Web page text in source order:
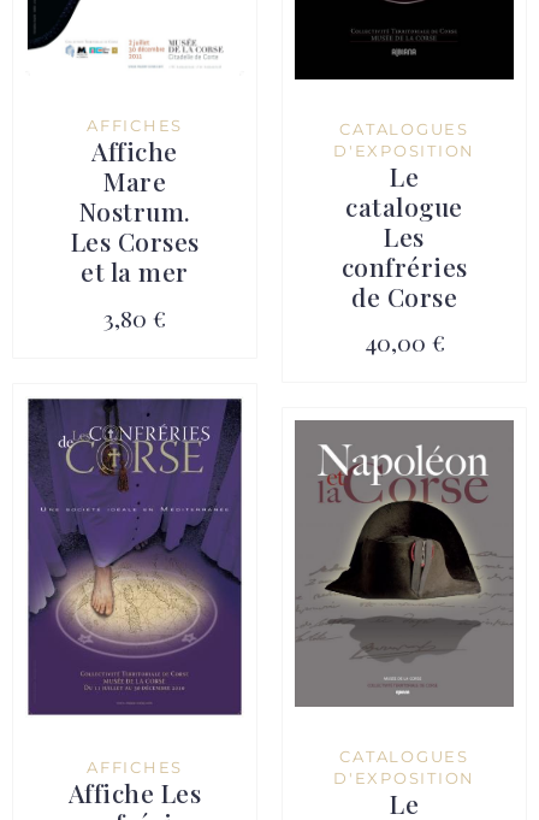
AFFICHES
Affiche
Mare
Nostrum.
Les Corses
et la mer
3,80 €
CATALOGUES
D'EXPOSITION
Le
catalogue
Les
confréries
de Corse
40,00 €
AFFICHES
Affiche Les
CATALOGUES
D'EXPOSITION
Le